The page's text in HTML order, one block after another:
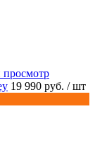
19 990 руб. / шт